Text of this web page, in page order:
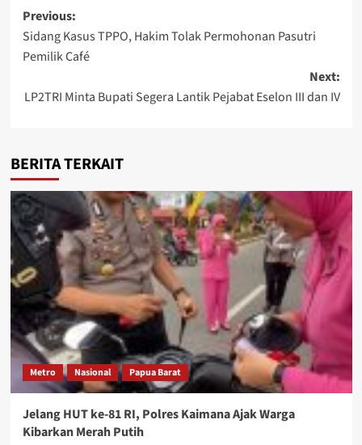
Post
navigation
Previous:
Sidang Kasus TPPO, Hakim Tolak Permohonan Pasutri
Pemilik Café
Next:
LP2TRI Minta Bupati Segera Lantik Pejabat Eselon III dan IV
BERITA TERKAIT
Metro Nasional Papua Barat
Jelang HUT ke-81 RI, Polres Kaimana Ajak Warga
Kibarkan Merah Putih